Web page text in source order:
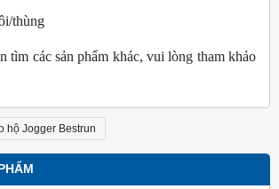
thùng
tìm các sản phẩm khác, vui lòng tham khảo
hộ Jogger Bestrun